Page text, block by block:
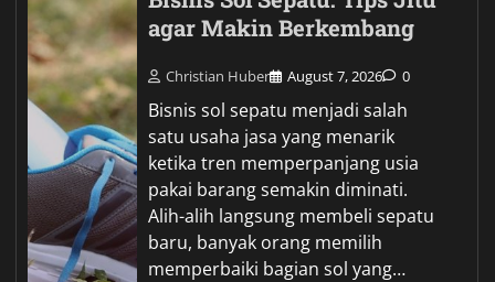
agar Makin Berkembang
Christian Huber August 7, 2026 0
Bisnis sol sepatu menjadi salah
satu usaha jasa yang menarik
ketika tren memperpanjang usia
pakai barang semakin diminati.
Alih-alih langsung membeli sepatu
baru, banyak orang memilih
memperbaiki bagian sol yang…